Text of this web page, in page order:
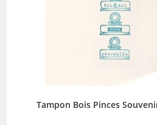
Tampon Bois Pinces